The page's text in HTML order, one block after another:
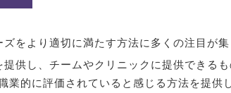
をより適切に満たす方法に多くの注目が集
供し、チームやクリニックに提供できる
業的に評価されていると感じる方法を提供